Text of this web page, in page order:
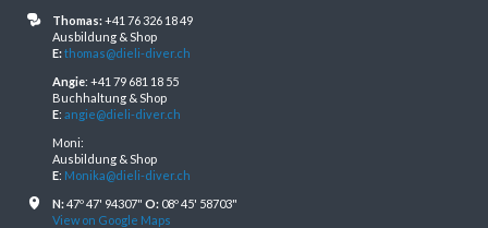
Thomas:+41 76 326 18 49
Ausbildung & Shop
E:thomas@dieli-diver.ch
Angie: +41 79 681 18 55
Buchhaltung & Shop
E: angie@dieli-diver.ch
Moni:
Ausbildung & Shop
E: Monika@dieli-diver.ch
N:47º 47' 94307" O:08º 45' 58703"
View on Google Maps